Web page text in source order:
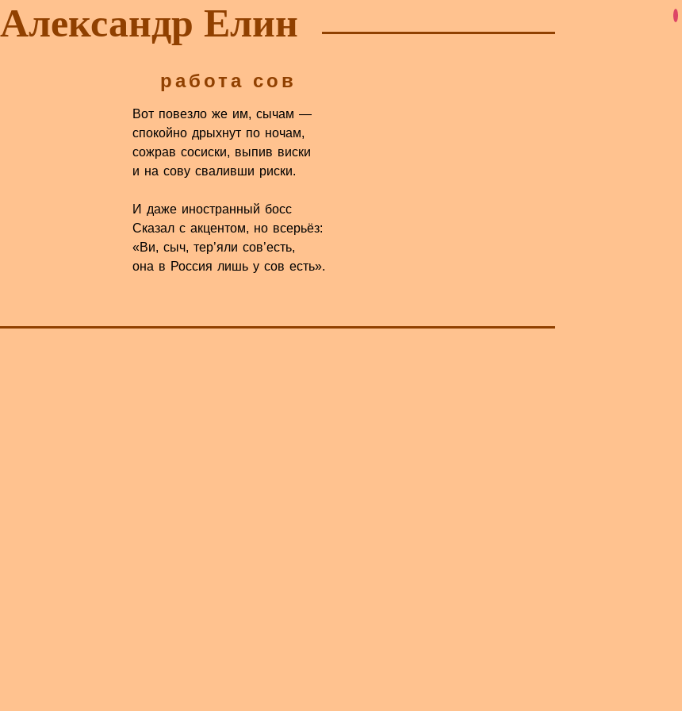
Александр Елин
работа сов
Вот повезло же им, сычам —
спокойно дрыхнут по ночам,
сожрав сосиски, выпив виски
и на сову сваливши риски.
И даже иностранный босс
Сказал с акцентом, но всерьёз:
«Ви, сыч, тер’яли сов’есть,
она в Россия лишь у сов есть».